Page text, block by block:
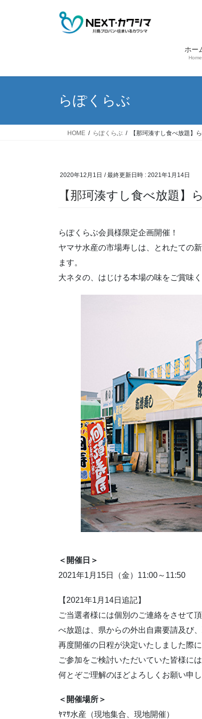
ス
ン
ホー
Home
らぽくらぶ
HOME らぽくらぶ 【那珂湊すし食べ放題】
2020年12月1日 / 最終更新日時 : 2021年1月14日
【那珂湊すし食べ放題
らぽくらぶ会員様限定企画開催！
ヤマサ水産の市場寿しは、とれたての
ます。
大ネタの、はじける本場の味をご賞味
＜開催日＞
2021年1月15日（金）11:00～11:50
【2021年1月14日追記】
ご当選者様には個別のご連絡をさせて
べ放題は、県からの外出自粛要請及び
再度開催の日程が決定いたしました際
ご参加をご検討いただいていた皆様に
何とぞご理解のほどよろしくお願い申し
＜開催場所＞
ﾔﾏｻ水産（現地集合、現地開催）